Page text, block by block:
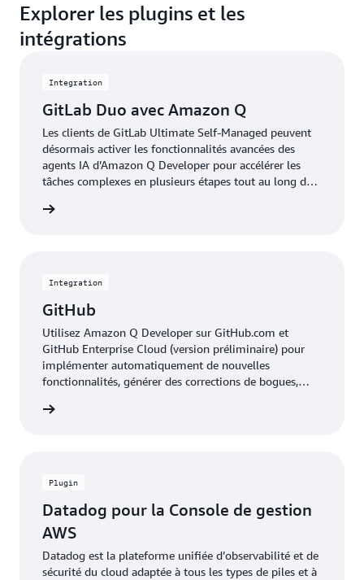
Explorer les plugins et les
intégrations
Integration
GitLab Duo avec Amazon Q
Les clients de GitLab Ultimate Self-Managed peuvent
désormais activer les fonctionnalités avancées des
agents IA d’Amazon Q Developer pour accélérer les
tâches complexes en plusieurs étapes tout au long du
Integration
GitHub
Utilisez Amazon Q Developer sur GitHub.com et
GitHub Enterprise Cloud (version préliminaire) pour
implémenter automatiquement de nouvelles
fonctionnalités, générer des corrections de bogues,
documentation, effectuer des révisions de code sur
natifs de GitHub.
Plugin
Datadog pour la Console de gestion
AWS
Datadog est la plateforme unifiée d’observabilité et de
sécurité du cloud adaptée à tous les types de piles et à